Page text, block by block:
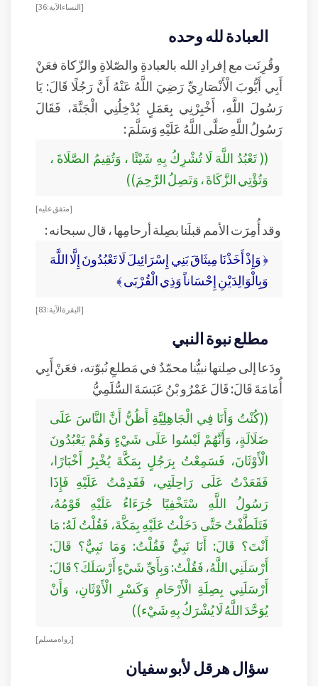
[النساء الآية: 36]
العبادة لله وحده
وقُرِنَت مع إفرادِ الله بالعبادةِ والصّلاةِ والزّكاة فعَنْ
أَبِي أَيُّوبَ الْأَنْصَارِيِّ رَضِيَ اللَّهُ عَنْهُ أَنَّ رَجُلًا قَالَ: يَا
رَسُولَ اللَّهِ، أَخْبِرْنِي بِعَمَلٍ يُدْخِلُنِي الْجَنَّةَ، فَقَالَ
رَسُولُ اللَّهِ صَلَّى اللَّهُ عَلَيْهِ وَسَلَّمَ :
(( تَعْبُدُ اللَّهَ لَا تُشْرِكُ بِهِ شَيْئًا ، وَتُقِيمُ الصَّلَاةَ ،
وَتُؤْتِي الزَّكَاةَ ، وَتَصِلُ الرَّحِمَ))
[متفق عليه]
وقد أُمِرَت الأمم قبلَنا بصِلة أرحامِها ، قال سبحانه :
﴿ وَإِذْ أَخَذْنَا مِيثَاقَ بَنِي إِسْرَائِيلَ لَا تَعْبُدُونَ إِلَّا اللَّهَ
وَبِالْوَالِدَيْنِ إِحْسَاناً وَذِي الْقُرْبَى ﴾
[ البقرة الآية: 83]
مطلع نبوة النبي
ودَعا إلى صِلتها نبيُّنا محمّدٌ في مَطلعِ نُبوّته، فعَنْ أَبِي
أُمَامَةَ قَالَ: قَالَ عَمْرُو بْنُ عَبَسَةَ السُّلَمِيُّ
((كُنْتُ وَأَنَا فِي الْجَاهِلِيَّةِ أَظُنُّ أَنَّ النَّاسَ عَلَى
ضَلَالَةٍ، وَأَنَّهُمْ لَيْسُوا عَلَى شَيْءٍ وَهُمْ يَعْبُدُونَ
الْأَوْثَانَ، فَسَمِعْتُ بِرَجُلٍ بِمَكَّةَ يُخْبِرُ أَخْبَارًا،
فَقَعَدْتُ عَلَى رَاحِلَتِي، فَقَدِمْتُ عَلَيْهِ فَإِذَا
رَسُولُ اللَّهِ سْتَخْفِيًا جُرَءَاءُ عَلَيْهِ قَوْمُهُ،
فَتَلَطَّفْتُ حَتَّى دَخَلْتُ عَلَيْهِ بِمَكَّةَ، فَقُلْتُ لَهُ: مَا
أَنْتَ؟ قَالَ: أَنَا نَبِيٌّ فَقُلْتُ: وَمَا نَبِيٌّ؟ قَالَ:
أَرْسَلَنِي اللَّهُ، فَقُلْتُ: وَبِأَيِّ شَيْءٍ أَرْسَلَكَ؟ قَالَ:
أَرْسَلَنِي بِصِلَةِ الْأَرْحَامِ وَكَسْرِ الْأَوْثَانِ، وَأَنْ
يُوَحَّدَ اللَّهُ لَا يُشْرَكُ بِهِ شَيْء))
[ رواه مسلم]
سؤال هرقل لأبو سفيان